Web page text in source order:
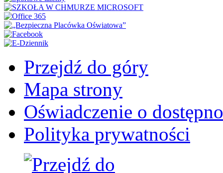
Przejdź do góry
Mapa strony
Oświadczenie o
Polityka prywatności